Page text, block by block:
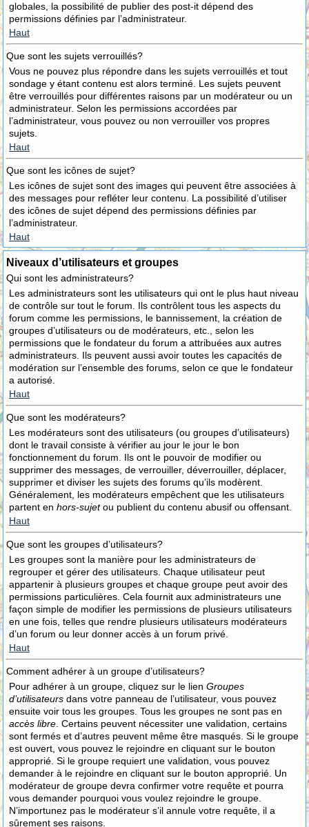
globales, la possibilité de publier des post-it dépend des
permissions définies par l’administrateur.
Haut
Que sont les sujets verrouillés?
Vous ne pouvez plus répondre dans les sujets verrouillés et tout
sondage y étant contenu est alors terminé. Les sujets peuvent
être verrouillés pour différentes raisons par un modérateur ou un
administrateur. Selon les permissions accordées par
l’administrateur, vous pouvez ou non verrouiller vos propres
sujets.
Haut
Que sont les icônes de sujet?
Les icônes de sujet sont des images qui peuvent être associées à
des messages pour refléter leur contenu. La possibilité d’utiliser
des icônes de sujet dépend des permissions définies par
l’administrateur.
Haut
Niveaux d’utilisateurs et groupes
Qui sont les administrateurs?
Les administrateurs sont les utilisateurs qui ont le plus haut niveau
de contrôle sur tout le forum. Ils contrôlent tous les aspects du
forum comme les permissions, le bannissement, la création de
groupes d’utilisateurs ou de modérateurs, etc., selon les
permissions que le fondateur du forum a attribuées aux autres
administrateurs. Ils peuvent aussi avoir toutes les capacités de
modération sur l’ensemble des forums, selon ce que le fondateur
a autorisé.
Haut
Que sont les modérateurs?
Les modérateurs sont des utilisateurs (ou groupes d’utilisateurs)
dont le travail consiste à vérifier au jour le jour le bon
fonctionnement du forum. Ils ont le pouvoir de modifier ou
supprimer des messages, de verrouiller, déverrouiller, déplacer,
supprimer et diviser les sujets des forums qu’ils modèrent.
Généralement, les modérateurs empêchent que les utilisateurs
partent en hors-sujetou publient du contenu abusif ou offensant.
Haut
Que sont les groupes d’utilisateurs?
Les groupes sont la manière pour les administrateurs de
regrouper et gérer des utilisateurs. Chaque utilisateur peut
appartenir à plusieurs groupes et chaque groupe peut avoir des
permissions particulières. Cela fournit aux administrateurs une
façon simple de modifier les permissions de plusieurs utilisateurs
en une fois, telles que rendre plusieurs utilisateurs modérateurs
d’un forum ou leur donner accès à un forum privé.
Haut
Comment adhérer à un groupe d’utilisateurs?
Pour adhérer à un groupe, cliquez sur le lien Groupes
d’utilisateurs dans votre panneau de l’utilisateur, vous pouvez
ensuite voir tous les groupes. Tous les groupes ne sont pas en
accès libre . Certains peuvent nécessiter une validation, certains
sont fermés et d’autres peuvent même être masqués. Si le groupe
est ouvert, vous pouvez le rejoindre en cliquant sur le bouton
approprié. Si le groupe requiert une validation, vous pouvez
demander à le rejoindre en cliquant sur le bouton approprié. Un
modérateur de groupe devra confirmer votre requête et pourra
vous demander pourquoi vous voulez rejoindre le groupe.
N’importunez pas le modérateur s’il annule votre requête, il a
sûrement ses raisons.